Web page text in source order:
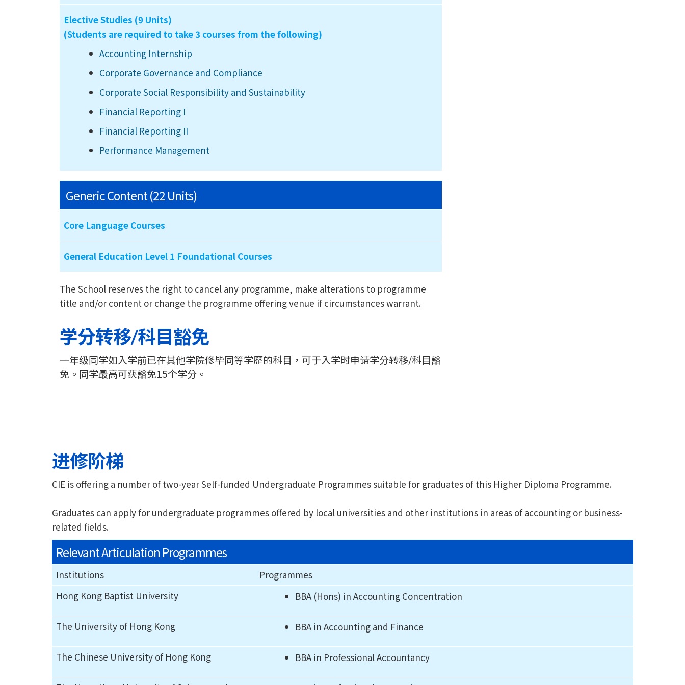
Elective Studies (9 Units)
(Students are required to take 3 courses from the following)
Accounting Internship
Corporate Governance and Compliance
Corporate Social Responsibility and Sustainability
Financial Reporting I
Financial Reporting II
Performance Management
Generic Content (22 Units)
Core Language Courses
General Education Level 1 Foundational Courses
The School reserves the right to cancel any programme, make alterations to programme
title and/or content or change the programme offering venue if circumstances warrant.
学分转移/科目豁免
一年级同学如入学前已在其他学院修毕同等学歷的科目，可于入学时申请学分转移/科目豁
免。同学最高可获豁免15个学分。
进修阶梯
CIE is offering a number of two-year Self-funded Undergraduate Programmes suitable for graduates of this Higher Diploma Programme.
Graduates can apply for undergraduate programmes offered by local universities and other institutions in areas of accounting or business-
related fields.
Relevant Articulation Programmes
Institutions
Programmes
Hong Kong Baptist University
BBA (Hons) in Accounting Concentration
The University of Hong Kong BBA in Accounting and Finance
The Chinese University of Hong Kong BBA in Professional Accountancy